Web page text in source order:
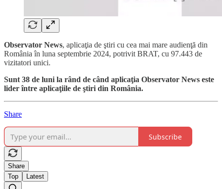
Observator News, aplicaţia de ştiri cu cea mai mare audienţă din
România în luna septembrie 2024, potrivit BRAT, cu 97.443 de
vizitatori unici.
Sunt 38 de luni la rând de când aplicaţia Observator News este
lider între aplicaţiile de ştiri din România.
Share
Subscribe
Share
Top
Latest